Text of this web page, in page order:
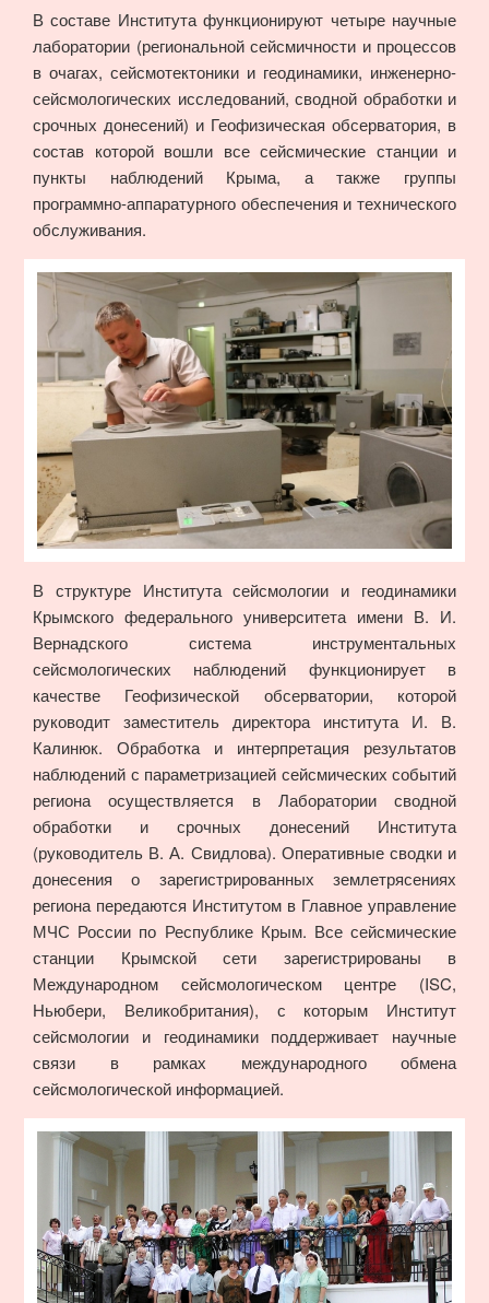
В составе Института функционируют четыре научные
лаборатории (региональной сейсмичности и процессов
в очагах, сейсмотектоники и геодинамики, инженерно-
сейсмологических исследований, сводной обработки и
срочных донесений) и Геофизическая обсерватория, в
состав которой вошли все сейсмические станции и
пункты наблюдений Крыма, а также группы
программно-аппаратурного обеспечения и технического
обслуживания.
В структуре Института сейсмологии и геодинамики
Крымского федерального университета имени В. И.
Вернадского система инструментальных
сейсмологических наблюдений функционирует в
качестве Геофизической обсерватории, которой
руководит заместитель директора института И. В.
Калинюк. Обработка и интерпретация результатов
наблюдений с параметризацией сейсмических событий
региона осуществляется в Лаборатории сводной
обработки и срочных донесений Института
(руководитель В. А. Свидлова). Оперативные сводки и
донесения о зарегистрированных землетрясениях
региона передаются Институтом в Главное управление
МЧС России по Республике Крым. Все сейсмические
станции Крымской сети зарегистрированы в
Международном сейсмологическом центре (ISC,
Ньюбери, Великобритания), с которым Институт
сейсмологии и геодинамики поддерживает научные
связи в рамках международного обмена
сейсмологической информацией.